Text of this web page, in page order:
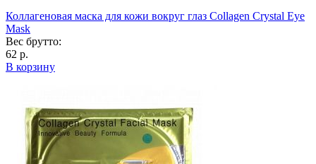
Коллагеновая маска для кожи вокруг глаз Collagen Crystal Eye
Mask
Вес брутто:
62 р.
В корзину